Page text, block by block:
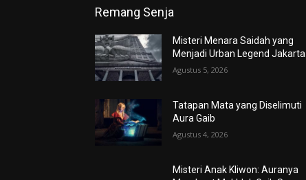
Remang Senja
Misteri Menara Saidah yang
Menjadi Urban Legend Jakarta
Agustus 5, 2026
Tatapan Mata yang Diselimuti
Aura Gaib
Agustus 4, 2026
Misteri Anak Kliwon: Auranya